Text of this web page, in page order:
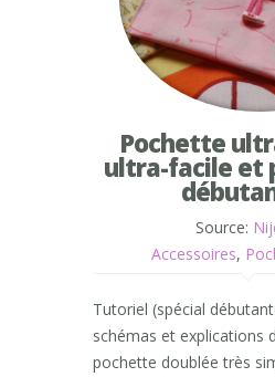
Pochette
ultra-facile et
Source:
Accessoires,
Tutoriel (spécial
schémas et explications
pochette doublée très